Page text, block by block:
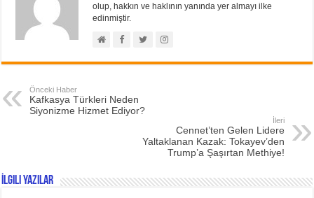
olup, hakkın ve haklının yanında yer almayı ilke
edinmiştir.
Önceki Haber
Kafkasya Türkleri Neden
Siyonizme Hizmet Ediyor?
İleri
Cennet’ten Gelen Lidere
Yaltaklanan Kazak: Tokayev’den
Trump’a Şaşırtan Methiye!
İlgili Yazılar